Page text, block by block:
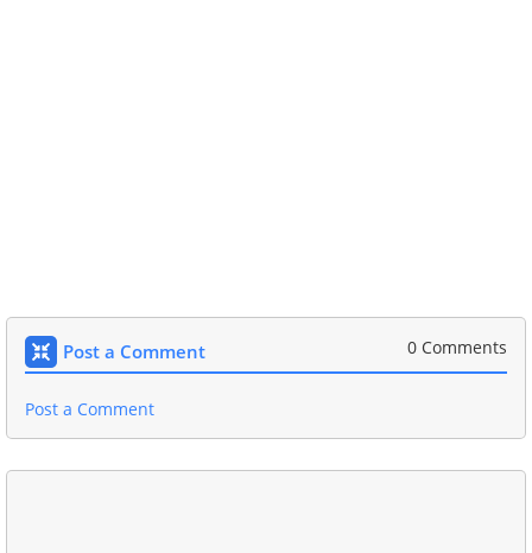
Post a Comment 0 Comments
Post a Comment